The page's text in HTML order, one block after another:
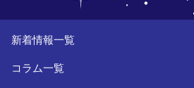
新着情報一覧
コラム一覧